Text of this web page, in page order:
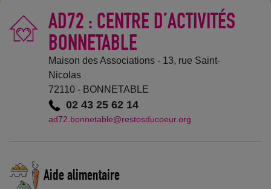
AD72 : CENTRE D’ACTIVITÉS
BONNETABLE
Maison des Associations - 13, rue Saint-
Nicolas
72110 - BONNETABLE
02 43 25 62 14
ad72.bonnetable@restosducoeur.org
Aide alimentaire